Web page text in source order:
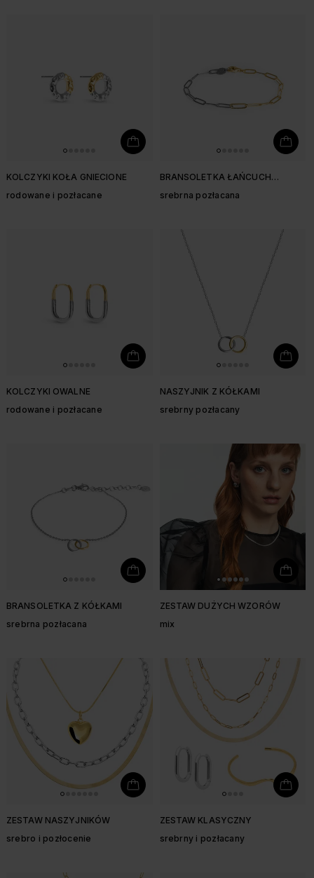
KOLCZYKI KOŁA GNIECIONE
rodowane i pozłacane
BRANSOLETKA ŁAŃCUCH
srebrna pozłacana
KOLCZYKI OWALNE
rodowane i pozłacane
NASZYJNIK Z KÓŁKAMI
srebrny pozłacany
BRANSOLETKA Z KÓŁKAMI
srebrna pozłacana
ZESTAW DUŻYCH WZORÓW
mix
ZESTAW NASZYJNIKÓW
srebro i pozłocenie
ZESTAW KLASYCZNY
srebrny i pozłacany